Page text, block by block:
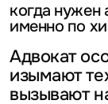
когда нужен
именно по
Адвокат
изымают
вызывают